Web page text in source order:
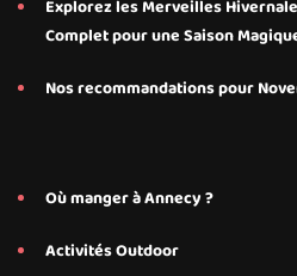
Explorez les Merveilles
Complet pour une Saison
Nos recommandations pour
Où manger à Annecy ?
Activités Outdoor